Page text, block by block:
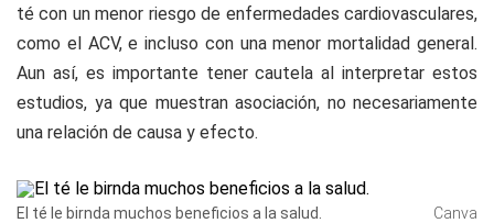
té con un menor riesgo de enfermedades cardiovasculares,
como el ACV, e incluso con una menor mortalidad general.
Aun así, es importante tener cautela al interpretar estos
estudios, ya que muestran asociación, no necesariamente
una relación de causa y efecto.
El té le birnda muchos beneficios a la salud. Canva